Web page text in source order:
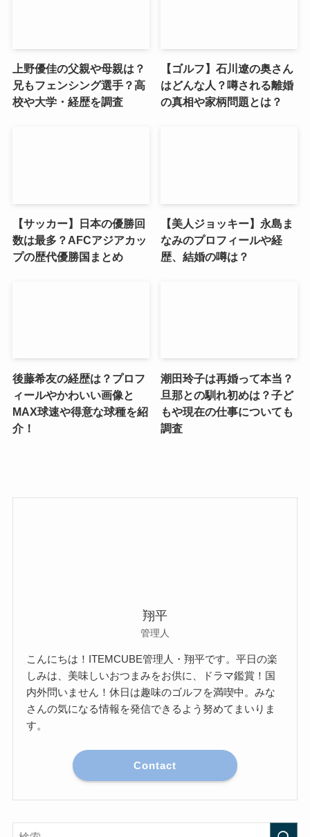
上野優佳の父親や母親は？
兄もフェンシング選手？高
校や大学・経歴を調査
【ゴルフ】石川遼の奥さん
はどんな人？噂される離婚
の真相や家柄問題とは？
【サッカー】日本の優勝回
数は最多？AFCアジアカッ
プの歴代優勝国まとめ
【美人ジョッキー】永島ま
なみのプロフィールや経
歴、結婚の噂は？
後藤希友の経歴は？プロフ
ィールやかわいい画像と
MAX球速や得意な球種を紹
介！
潮田玲子は再婚って本当？
旦那との馴れ初めは？子ど
もや現在の仕事についても
調査
翔平
管理人
こんにちは！ITEMCUBE管理人・翔平です。平日の楽
しみは、美味しいおつまみをお供に、ドラマ鑑賞！国
内外問いません！休日は趣味のゴルフを満喫中。みな
さんの気になる情報を発信できるよう努めてまいりま
す。
Contact